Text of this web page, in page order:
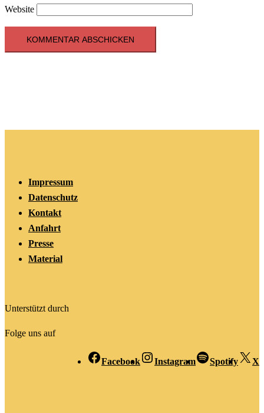
Website
Impressum
Datenschutz
Kontakt
Anfahrt
Presse
Material
Unterstützt durch
Folge uns auf
Facebook Instagram Spotify X